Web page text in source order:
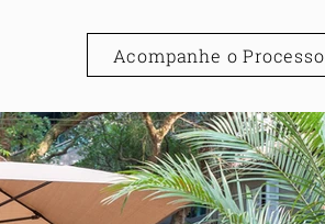
Acompanhe o Processo